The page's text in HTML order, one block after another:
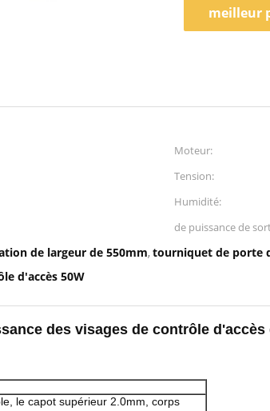
meilleur
Moteur:
Tension:
Humidité:
de puissance de
de largeur de 550mm, tourniquet de porte
d'accès 50W
des visages de contrôle
le capot supérieur 2.0mm, corps